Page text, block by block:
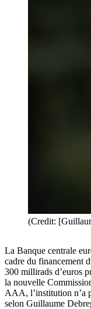
(Credit:
La Banque centrale
cadre du financement
300 millirads d’euros
la nouvelle
AAA, l’institution n’a
selon Guillaume